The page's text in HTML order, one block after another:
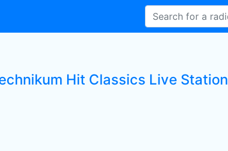
Hit Classics Live Station